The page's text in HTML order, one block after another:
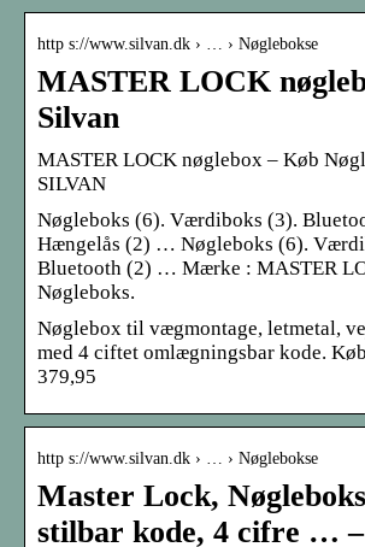
http s://www.silvan.dk › … › Nøglebokse
MASTER LOCK
Silvan
MASTER LOCK nøglebox – Køb
SILVAN
Nøgleboks (6). Værdiboks (3).
Hængelås (2) … Nøgleboks (6).
Bluetooth (2) … Mærke : MASTER
Nøgleboks.
Nøglebox til vægmontage, letmetal,
med 4 ciftet omlægningsbar kode.
379,95
http s://www.silvan.dk › … › Nøglebokse
Master Lock,
stilbar kode, 4 cifre …